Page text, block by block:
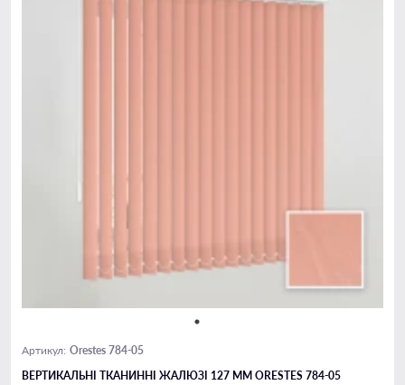
Артикул: Orestes 784-05
ВЕРТИКАЛЬНІ ТКАНИННІ ЖАЛЮЗІ 127 ММ ORESTES 784-05